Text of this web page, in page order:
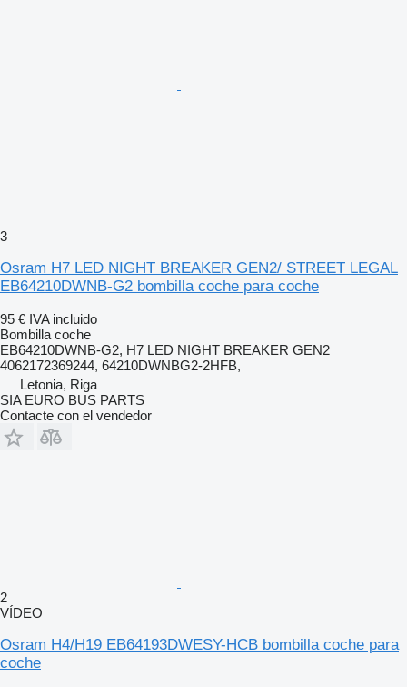
3
Osram H7 LED NIGHT BREAKER GEN2/ STREET LEGAL
EB64210DWNB-G2 bombilla coche para coche
95 € IVA incluido
Bombilla coche
EB64210DWNB-G2, H7 LED NIGHT BREAKER GEN2
4062172369244, 64210DWNBG2-2HFB,
Letonia, Riga
SIA EURO BUS PARTS
Contacte con el vendedor
2
VÍDEO
Osram H4/H19 EB64193DWESY-HCB bombilla coche para
coche